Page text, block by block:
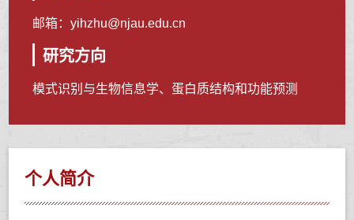
邮箱：yihzhu@njau.edu.cn
研究方向
模式识别与生物信息学、蛋白质结构和功能预测
个人简介